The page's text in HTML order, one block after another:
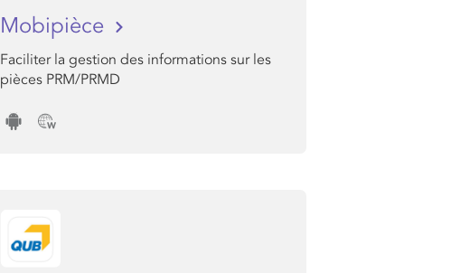
Mobipièce
Faciliter la gestion des informations sur les
pièces PRM/PRMD